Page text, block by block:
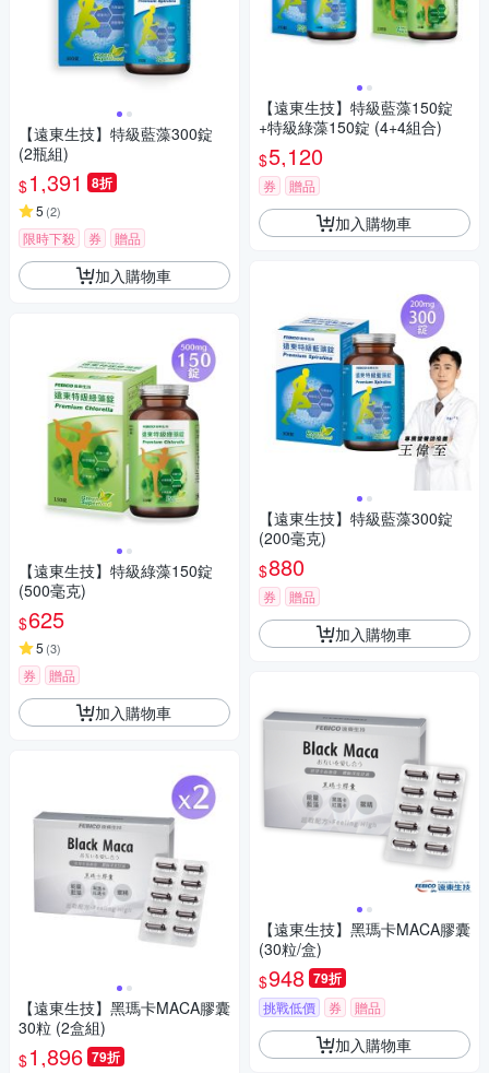
【遠東生技】特級藍藻300錠
(2瓶組)
$1,391 8折
5 (2)
限時下殺 券 贈品
加入購物車
【遠東生技】特級綠藻150錠
(500毫克)
$625
5 (3)
券 贈品
加入購物車
【遠東生技】黑瑪卡MACA膠囊
30粒 (2盒組)
$1,896 79折
【遠東生技】特級藍藻150錠
+特級綠藻150錠 (4+4組合)
$5,120
券 贈品
加入購物車
【遠東生技】特級藍藻300錠
(200毫克)
$880
券 贈品
加入購物車
【遠東生技】黑瑪卡MACA膠囊
(30粒/盒)
$948 79折
挑戰低價 券 贈品
加入購物車